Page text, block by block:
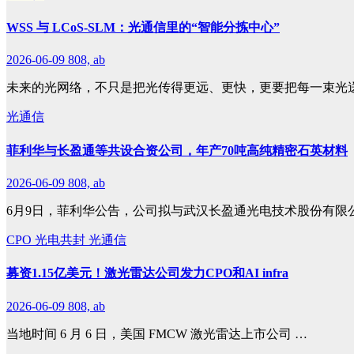
WSS 与 LCoS-SLM：光通信里的“智能分拣中心”
2026-06-09 808, ab
未来的光网络，不只是把光传得更远、更快，更要把每一束
光通信
菲利华与长盈通等共设合资公司，年产70吨高纯精密石英材料
2026-06-09 808, ab
6月9日，菲利华公告，公司拟与武汉长盈通光电技术股份有
CPO 光电共封 光通信
募资1.15亿美元！激光雷达公司发力CPO和AI infra
2026-06-09 808, ab
当地时间 6 月 6 日，美国 FMCW 激光雷达上市公司 …